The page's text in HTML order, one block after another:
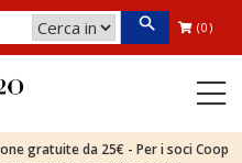
(0)
gratuite da 25€ - Per i soci Coop